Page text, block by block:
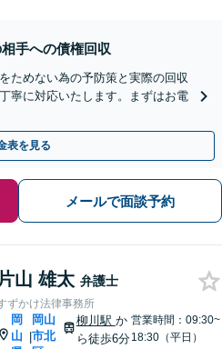
手への債権回収
ためない為の予防策と実際の回収
寧に対応いたします。まずはお電
表を見る
メールで面談予約
片山 雄太 弁護士
ずかけ法律事務所
岡
山 |
岡山
市北
柳川駅 か
ら徒歩6分
営業時間：09:30~
18:30（平日）